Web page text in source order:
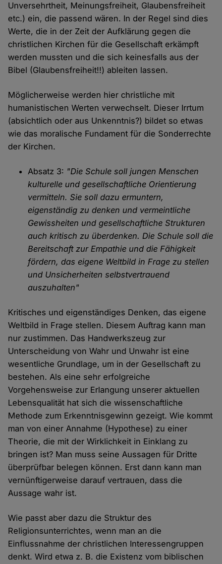
Unversehrtheit, Meinungsfreiheit, Glaubensfreiheit
etc.) ein, die passend wären. In der Regel sind dies
Werte, die in der Zeit der Aufklärung gegen die
christlichen Kirchen für die Gesellschaft erkämpft
werden mussten und die sich keinesfalls aus der
Bibel (Glaubensfreiheit!!) ableiten lassen.
Möglicherweise werden hier christliche mit
humanistischen Werten verwechselt. Dieser Irrtum
(absichtlich oder aus Unkenntnis?) bildet so etwas
wie das moralische Fundament für die Sonderrechte
der Kirchen.
Absatz 3: "Die Schule soll jungen Menschen
kulturelle und gesellschaftliche Orientierung
vermitteln. Sie soll dazu ermuntern,
eigenständig zu denken und vermeintliche
Gewissheiten und gesellschaftliche Strukturen
auch kritisch zu überdenken. Die Schule soll die
Bereitschaft zur Empathie und die Fähigkeit
fördern, das eigene Weltbild in Frage zu stellen
und Unsicherheiten selbstvertrauend
auszuhalten"
Kritisches und eigenständiges Denken, das eigene
Weltbild in Frage stellen. Diesem Auftrag kann man
nur zustimmen. Das Handwerkszeug zur
Unterscheidung von Wahr und Unwahr ist eine
wesentliche Grundlage, um in der Gesellschaft zu
bestehen. Als eine sehr erfolgreiche
Vorgehensweise zur Erlangung unserer aktuellen
Lebensqualität hat sich die wissenschaftliche
Methode zum Erkenntnisgewinn gezeigt. Wie kommt
man von einer Annahme (Hypothese) zu einer
Theorie, die mit der Wirklichkeit in Einklang zu
bringen ist? Man muss seine Aussagen für Dritte
überprüfbar belegen können. Erst dann kann man
vernünftigerweise darauf vertrauen, dass die
Aussage wahr ist.
Wie passt aber dazu die Struktur des
Religionsunterrichtes, wenn man an die
Einflussnahme der christlichen Interessengruppen
denkt. Wird etwa z. B. die Existenz vom biblischen